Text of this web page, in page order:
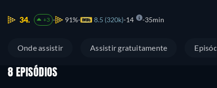
34. +3 91% 8.5 (320k) 14 35min
Onde assistir Assistir gratuitamente
8 EPISÓDIOS